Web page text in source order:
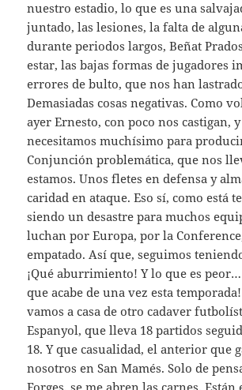
nuestro estadio, lo que es una
juntado, las lesiones, la falta de
durante periodos largos, Beñat
estar, las bajas formas de jugadores
errores de bulto, que nos han
Demasiadas cosas negativas. Como
ayer Ernesto, con poco nos castigan,
necesitamos muchísimo para
Conjunción problemática, que nos
estamos. Unos fletes en defensa y
caridad en ataque. Eso sí, como está
siendo un desastre para muchos
luchan por Europa, por la
empatado. Así que, seguimos
¡Qué aburrimiento! Y lo que es peor…
que acabe de una vez esta
vamos a casa de otro cadaver
Espanyol, que lleva 18 partidos
18. Y que casualidad, el anterior que
nosotros en San Mamés. Solo de
Forges, se me abren las carnes.